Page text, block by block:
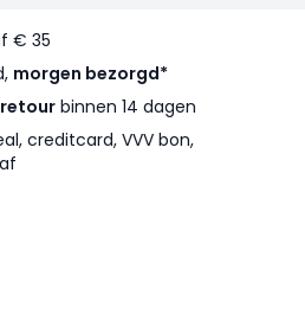
€ 35
morgen bezorgd*
binnen 14 dagen
creditcard, VVV bon,